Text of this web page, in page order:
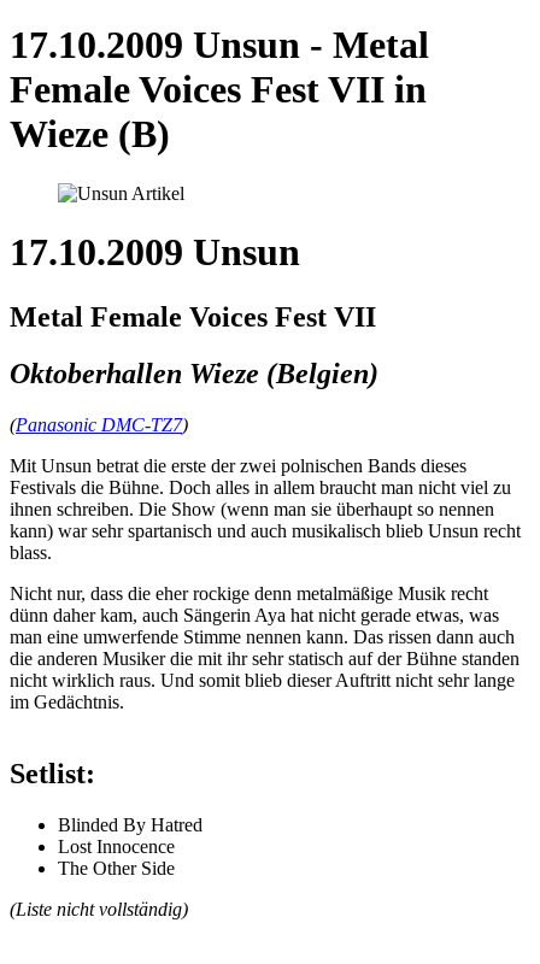
17.10.2009 Unsun - Metal
Female Voices Fest VII in
Wieze (B)
17.10.2009 Unsun
Metal Female Voices Fest VII
Oktoberhallen Wieze (Belgien)
(Panasonic DMC-TZ7)
Mit Unsun betrat die erste der zwei polnischen Bands dieses
Festivals die Bühne. Doch alles in allem braucht man nicht viel zu
ihnen schreiben. Die Show (wenn man sie überhaupt so nennen
kann) war sehr spartanisch und auch musikalisch blieb Unsun recht
blass.
Nicht nur, dass die eher rockige denn metalmäßige Musik recht
dünn daher kam, auch Sängerin Aya hat nicht gerade etwas, was
man eine umwerfende Stimme nennen kann. Das rissen dann auch
die anderen Musiker die mit ihr sehr statisch auf der Bühne standen
nicht wirklich raus. Und somit blieb dieser Auftritt nicht sehr lange
im Gedächtnis.
Setlist:
Blinded By Hatred
Lost Innocence
The Other Side
(Liste nicht vollständig)